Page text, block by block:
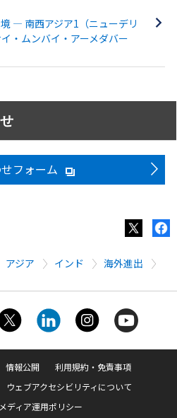
― 南西アジア1（ニューデリ
・ムンバイ・アーメダバー
フォーム
アジア インド
海外進出
情報公開
利用規約・免責事項
ウェブアクセシビリティについて
ディア運用ポリシー